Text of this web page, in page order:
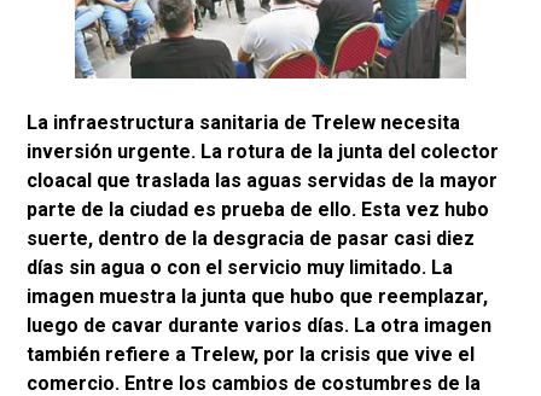
La infraestructura sanitaria de Trelew necesita
inversión urgente. La rotura de la junta del colector
cloacal que traslada las aguas servidas de la mayor
parte de la ciudad es prueba de ello. Esta vez hubo
suerte, dentro de la desgracia de pasar casi diez
días sin agua o con el servicio muy limitado. La
imagen muestra la junta que hubo que reemplazar,
luego de cavar durante varios días. La otra imagen
también refiere a Trelew, por la crisis que vive el
comercio. Entre los cambios de costumbres de la